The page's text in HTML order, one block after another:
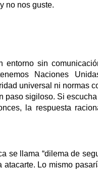
no nos guste.
sin
Naciones
universal ni normas
sigiloso. Si
la respuesta
se llama “dilema de
Lo mismo